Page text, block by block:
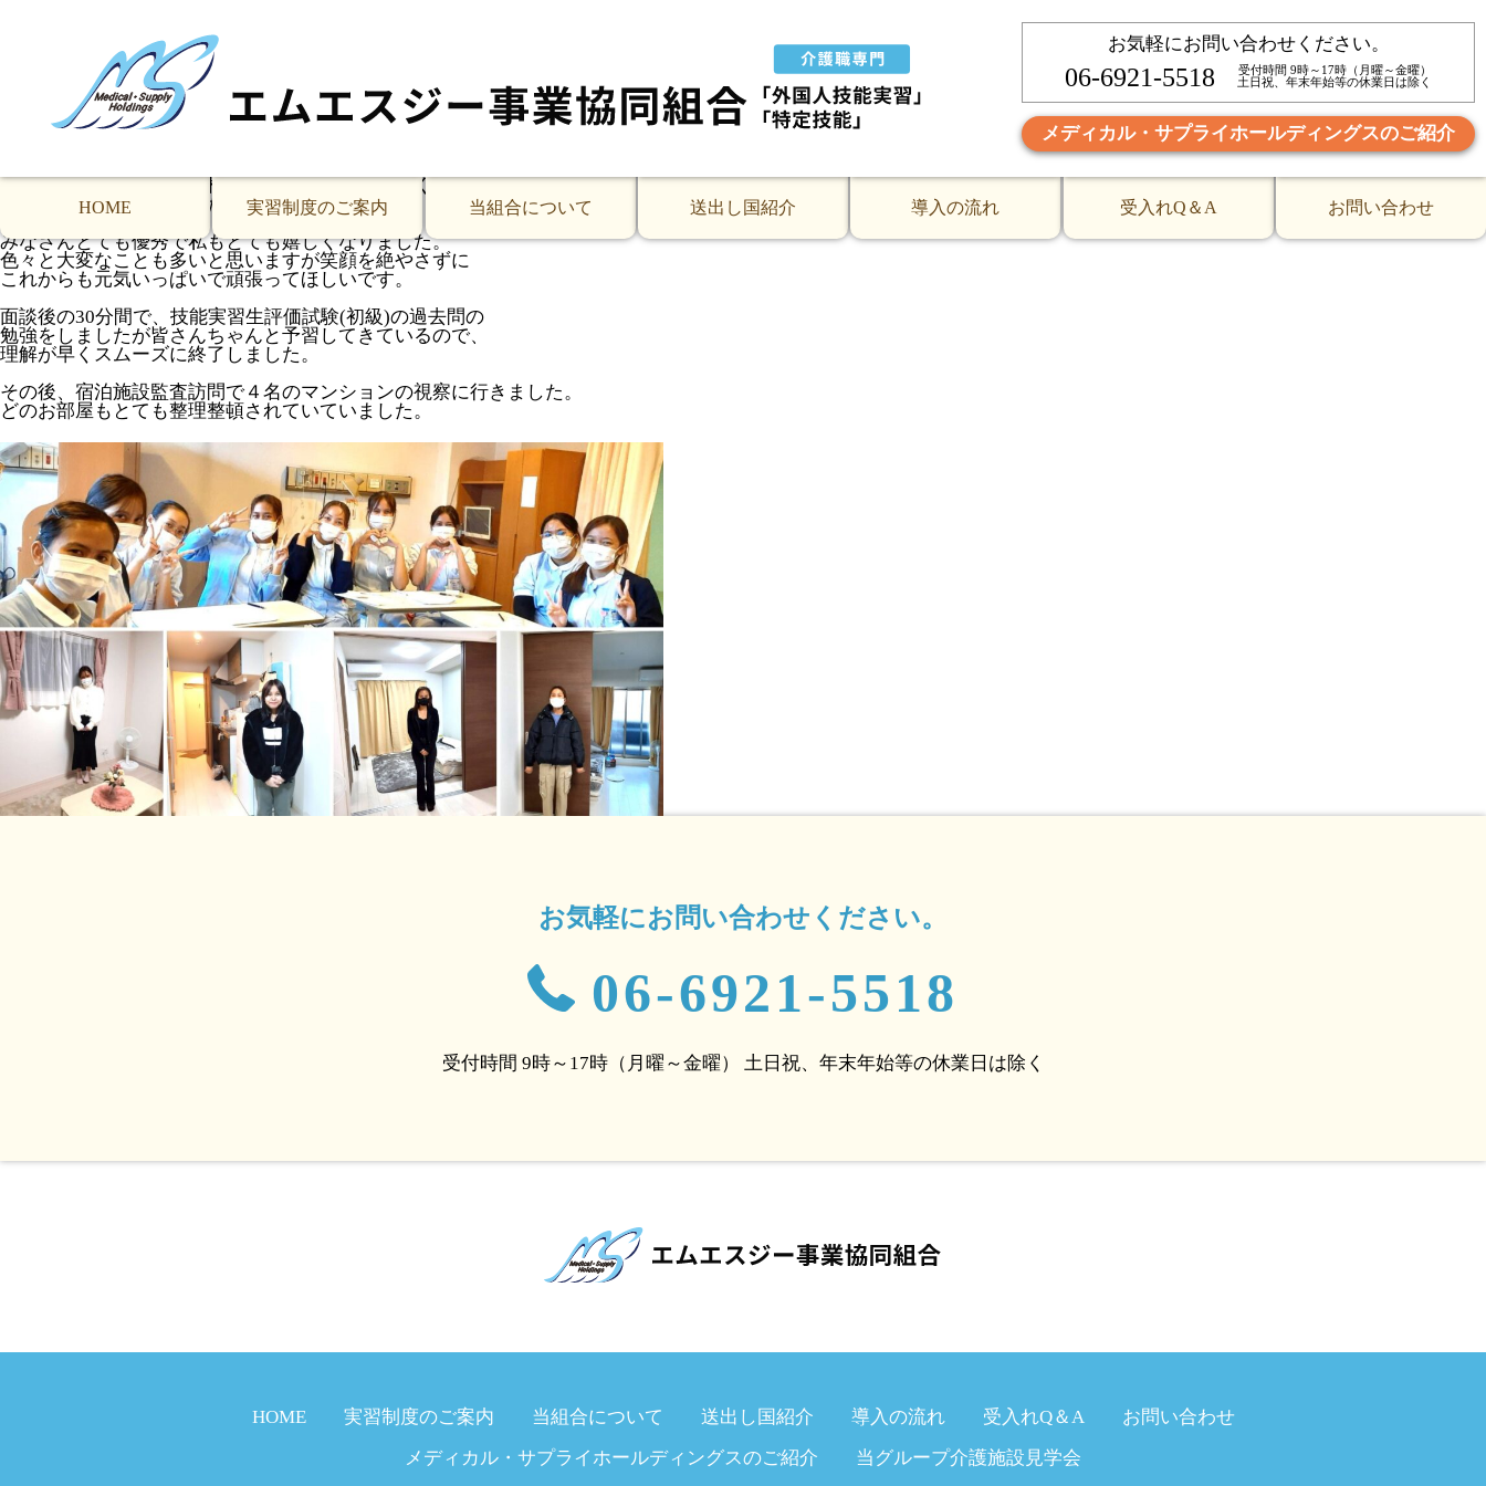
お気軽にお問い合わせください。
06-6921-5518
受付時間 9時～17時（月曜～金曜）
土日祝、年末年始等の休業日は除く
メディカル・サプライホールディングスのご紹介
HOME 実習制度のご案内 当組合について 送出し国紹介 導入の流れ 受入れQ＆A お問い合わせ
昨年の10月から勤務開始した１期生９名の面談を実施しました。
今年に入ってから皆さんの日本語力が格段にアップしていること、
ドクターやリハビリ等のスタッフからいつも元気に笑顔で
挨拶してくれるととても評判が良いと看護副部長様が話されていました。
事例が数件あるので患者様の状態を良く観察してくれていると
とても評価されていました。
みなさんとても優秀で私もとても嬉しくなりました。
色々と大変なことも多いと思いますが笑顔を絶やさずに
これからも元気いっぱいで頑張ってほしいです。
面談後の30分間で、技能実習生評価試験(初級)の過去問の
勉強をしましたが皆さんちゃんと予習してきているので、
理解が早くスムーズに終了しました。
その後、宿泊施設監査訪問で４名のマンションの視察に行きました。
どのお部屋もとても整理整頓されていていました。
お気軽にお問い合わせください。
06-6921-5518
受付時間 9時～17時（月曜～金曜） 土日祝、年末年始等の休業日は除く
HOME 実習制度のご案内 当組合について 送出し国紹介 導入の流れ 受入れQ＆A
お問い合わせ
メディカル・サプライホールディングスのご紹介
当グループ介護施設見学会